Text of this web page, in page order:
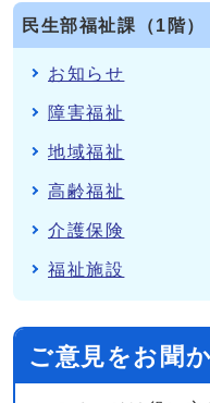
民生部福祉課（1階）
お知らせ
障害福祉
地域福祉
高齢福祉
介護保険
福祉施設
ご意見をお聞